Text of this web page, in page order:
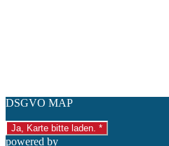
DSGVO MAP
Ja, Karte bitte laden. *
powered by